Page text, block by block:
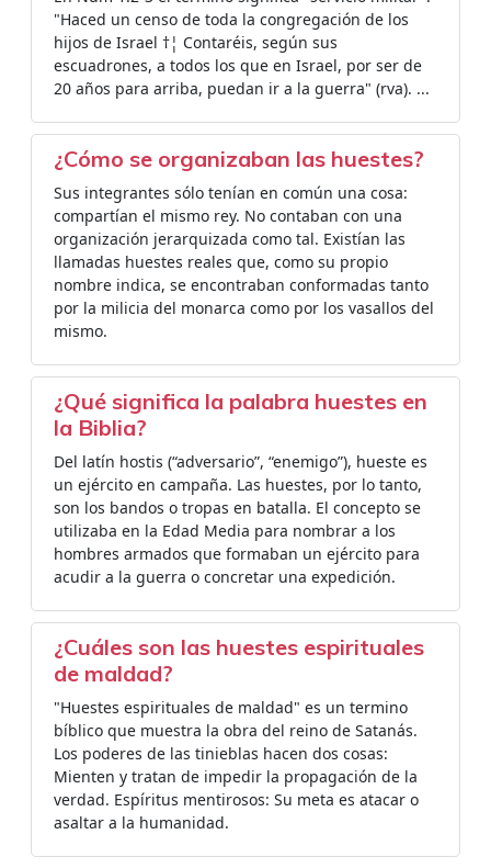
"Haced un censo de toda la congregación de los
hijos de Israel †¦ Contaréis, según sus
escuadrones, a todos los que en Israel, por ser de
20 años para arriba, puedan ir a la guerra" (rva). ...
¿Cómo se organizaban las huestes?
Sus integrantes sólo tenían en común una cosa:
compartían el mismo rey. No contaban con una
organización jerarquizada como tal. Existían las
llamadas huestes reales que, como su propio
nombre indica, se encontraban conformadas tanto
por la milicia del monarca como por los vasallos del
mismo.
¿Qué significa la palabra huestes en
la Biblia?
Del latín hostis (“adversario”, “enemigo”), hueste es
un ejército en campaña. Las huestes, por lo tanto,
son los bandos o tropas en batalla. El concepto se
utilizaba en la Edad Media para nombrar a los
hombres armados que formaban un ejército para
acudir a la guerra o concretar una expedición.
¿Cuáles son las huestes espirituales
de maldad?
"Huestes espirituales de maldad" es un termino
bíblico que muestra la obra del reino de Satanás.
Los poderes de las tinieblas hacen dos cosas:
Mienten y tratan de impedir la propagación de la
verdad. Espíritus mentirosos: Su meta es atacar o
asaltar a la humanidad.